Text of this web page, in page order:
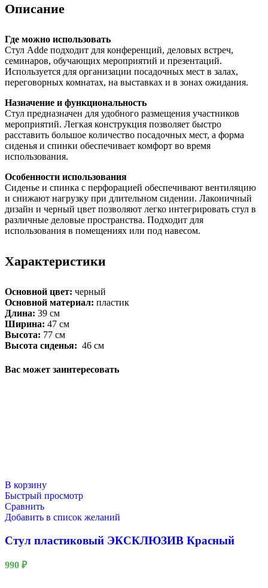
Описание
Где можно использовать
Стул Adde подходит для конференций, деловых встреч,
семинаров, обучающих мероприятий и презентаций.
Используется для организации посадочных мест в залах,
переговорных комнатах, на выставках и в зонах ожидания.
Назначение и функциональность
Стул предназначен для удобного размещения участников
мероприятий. Легкая конструкция позволяет быстро
расставить большое количество посадочных мест, а форма
сиденья и спинки обеспечивает комфорт во время
использования.
Особенности использования
Сиденье и спинка с перфорацией обеспечивают вентиляцию
и снижают нагрузку при длительном сидении. Лаконичный
дизайн и черный цвет позволяют легко интегрировать стул в
различные деловые пространства. Подходит для
использования в помещениях или под навесом.
Характеристики
Основной цвет: черный
Основной материал: пластик
Длина: 39 см
Ширина: 47 см
Высота: 77 см
Высота сиденья: 46 см
Вас может заинтересовать
В корзину
Быстрый просмотр
Сравнить
Добавить в список желаний
Стул пластиковый ЭКСКЛЮЗИВ Красный
990 ₽